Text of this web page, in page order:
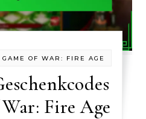
OF WAR: FIRE AGE
Fire Age